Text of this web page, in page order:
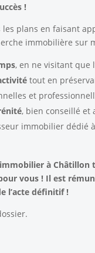
!
les plans en faisant
immobilière sur
, en ne visitant que
tout en
et
, bien conseillé et
immobilier dédié
à Châtillon
vous ! Il est
l’acte définitif !